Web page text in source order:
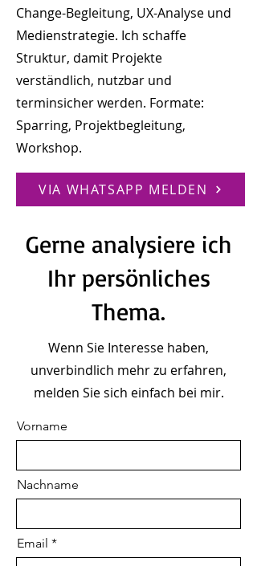
Change-Begleitung, UX-Analyse und
Medienstrategie. Ich schaffe
Struktur, damit Projekte
verständlich, nutzbar und
terminsicher werden. Formate:
Sparring, Projektbegleitung,
Workshop.
VIA WHATSAPP MELDEN
Gerne analysiere ich
Ihr persönliches
Thema.
Wenn Sie Interesse haben,
unverbindlich mehr zu erfahren,
melden Sie sich einfach bei mir.
Vorname
Nachname
Email